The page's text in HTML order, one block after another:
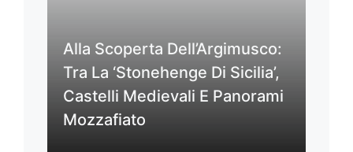
Alla Scoperta Dell’Argimusco:
Tra La ‘Stonehenge Di Sicilia’,
Castelli Medievali E Panorami
Mozzafiato